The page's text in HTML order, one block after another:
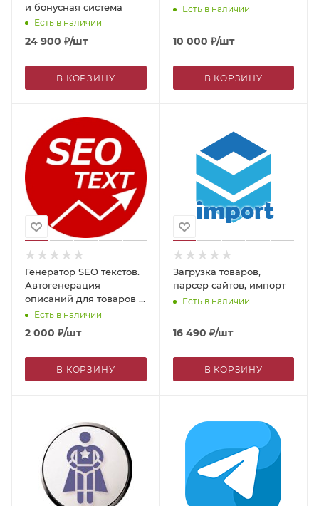
и бонусная система
Есть в наличии
24 900 ₽/шт
В КОРЗИНУ
Есть в наличии
10 000 ₽/шт
В КОРЗИНУ
Генератор SEO текстов.
Автогенерация
описаний для товаров и
разделов
Есть в наличии
2 000 ₽/шт
В КОРЗИНУ
Загрузка товаров,
парсер сайтов, импорт
Есть в наличии
16 490 ₽/шт
В КОРЗИНУ